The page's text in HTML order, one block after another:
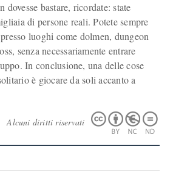
dovesse bastare, ricordate: state
di persone reali. Potete sempre
luoghi come dolmen, dungeon
senza necessariamente entrare
In conclusione, una delle cose
è giocare da soli accanto a
Alcuni diritti riservati